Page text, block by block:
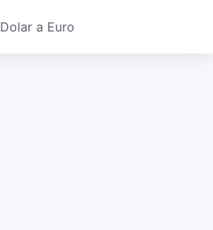
Dolar a Euro